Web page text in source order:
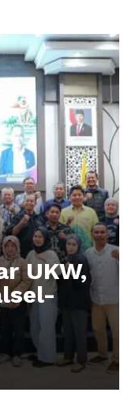
UKW,